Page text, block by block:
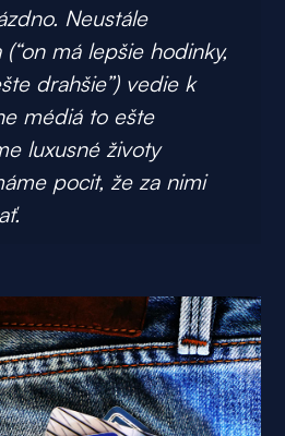
Neustále
má lepšie hodinky,
drahšie”) vedie k
médiá to ešte
luxusné životy
pocit, že za nimi